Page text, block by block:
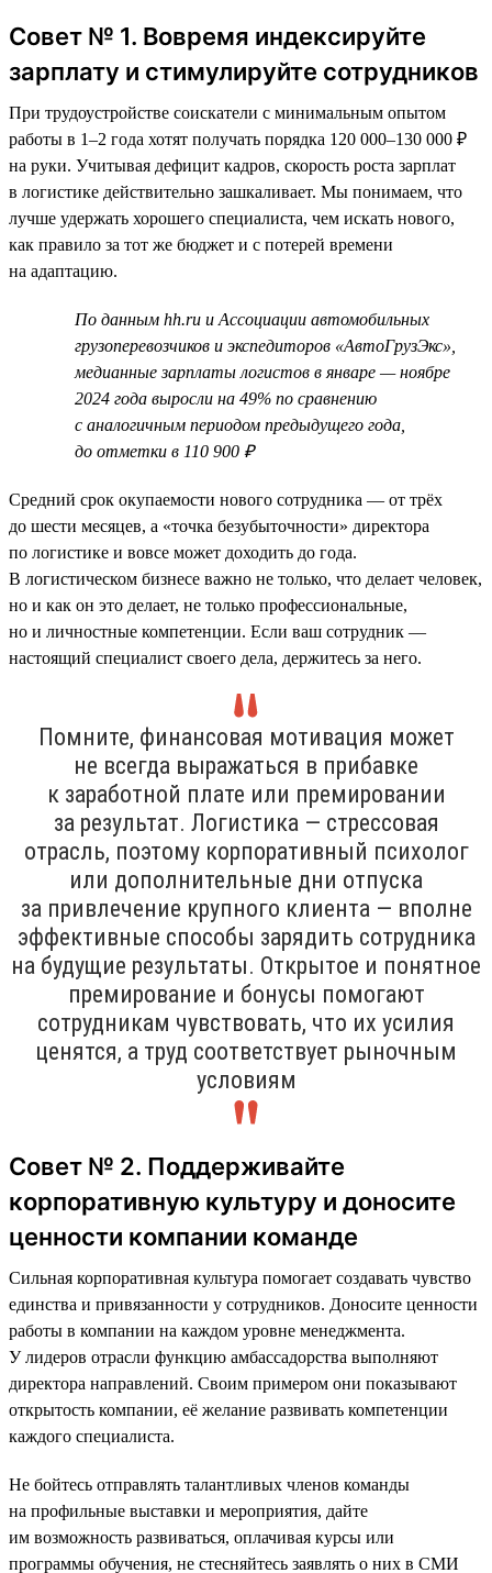
Совет № 1. Вовремя индексируйте
зарплату и стимулируйте сотрудников
При трудоустройстве соискатели с минимальным опытом
работы в 1–2 года хотят получать порядка 120 000–130 000 ₽
на руки. Учитывая дефицит кадров, скорость роста зарплат
в логистике действительно зашкаливает. Мы понимаем, что
лучше удержать хорошего специалиста, чем искать нового,
как правило за тот же бюджет и с потерей времени
на адаптацию.
По данным hh.ru и Ассоциации автомобильных
грузоперевозчиков и экспедиторов «АвтоГрузЭкс»,
медианные зарплаты логистов в январе — ноябре
2024 года выросли на 49% по сравнению
с аналогичным периодом предыдущего года,
до отметки в 110 900 ₽
Средний срок окупаемости нового сотрудника — от трёх
до шести месяцев, а «точка безубыточности» директора
по логистике и вовсе может доходить до года.
В логистическом бизнесе важно не только, что делает человек,
но и как он это делает, не только профессиональные,
но и личностные компетенции. Если ваш сотрудник —
настоящий специалист своего дела, держитесь за него.
Помните, финансовая мотивация может
не всегда выражаться в прибавке
к заработной плате или премировании
за результат. Логистика — стрессовая
отрасль, поэтому корпоративный психолог
или дополнительные дни отпуска
за привлечение крупного клиента — вполне
эффективные способы зарядить сотрудника
на будущие результаты. Открытое и понятное
премирование и бонусы помогают
сотрудникам чувствовать, что их усилия
ценятся, а труд соответствует рыночным
условиям
Совет № 2. Поддерживайте
корпоративную культуру и доносите
ценности компании команде
Сильная корпоративная культура помогает создавать чувство
единства и привязанности у сотрудников. Доносите ценности
работы в компании на каждом уровне менеджмента.
У лидеров отрасли функцию амбассадорства выполняют
директора направлений. Своим примером они показывают
открытость компании, её желание развивать компетенции
каждого специалиста.
Не бойтесь отправлять талантливых членов команды
на профильные выставки и мероприятия, дайте
им возможность развиваться, оплачивая курсы или
программы обучения, не стесняйтесь заявлять о них в СМИ